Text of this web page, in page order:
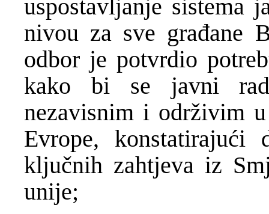
uspostavljanje sistema
nivou za sve građane
odbor je potvrdio
kako bi se javni
nezavisnim i održivim
Evrope,
ključnih zahtjeva iz
unije;